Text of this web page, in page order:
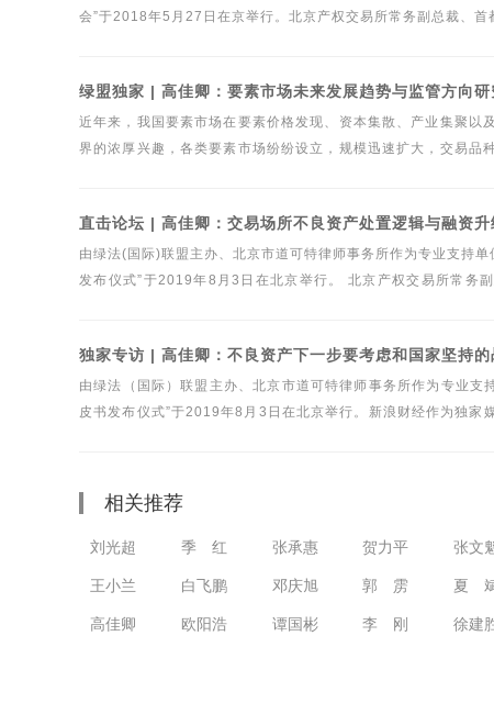
会”于2018年5月27日在京举行。北京产权交易所常务副总裁、
绿盟独家 | 高佳卿：要素市场未来发展趋势与监管方向研
近年来，我国要素市场在要素价格发现、资本集散、产业集聚
界的浓厚兴趣，各类要素市场纷纷设立，规模迅速扩大，交易
直击论坛 | 高佳卿：交易场所不良资产处置逻辑与融资升
由绿法(国际)联盟主办、北京市道可特律师事务所作为专业支持
发布仪式”于2019年8月3日在北京举行。 北京产权交易所常务
独家专访 | 高佳卿：不良资产下一步要考虑和国家坚持
由绿法（国际）联盟主办、北京市道可特律师事务所作为专业
皮书发布仪式”于2019年8月3日在北京举行。新浪财经作为独家
相关推荐
刘光超 季 红 张承惠 贺力平 张文
王小兰 白飞鹏 邓庆旭 郭 雳 夏
高佳卿 欧阳浩 谭国彬 李 刚 徐建